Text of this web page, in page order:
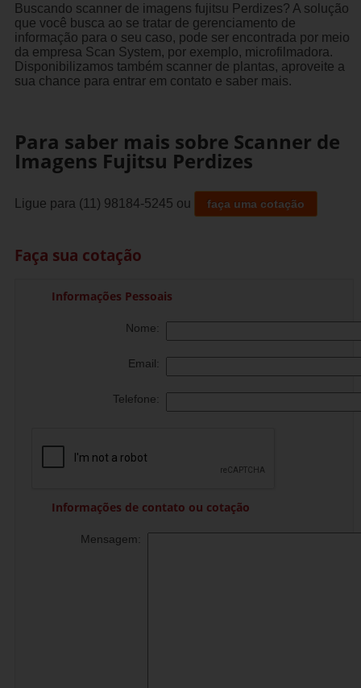
Buscando scanner de imagens fujitsu Perdizes? A solução
que você busca ao se tratar de gerenciamento de
informação para o seu caso, pode ser encontrada por meio
da empresa Scan System, por exemplo, microfilmadora.
Disponibilizamos também scanner de plantas, aproveite a
sua chance para entrar em contato e saber mais.
Para saber mais sobre Scanner de
Imagens Fujitsu Perdizes
Ligue para (11) 98184-5245 ou faça uma cotação
Faça sua cotação
Informações Pessoais
Nome:
Email:
Telefone:
Informações de contato ou cotação
Mensagem: